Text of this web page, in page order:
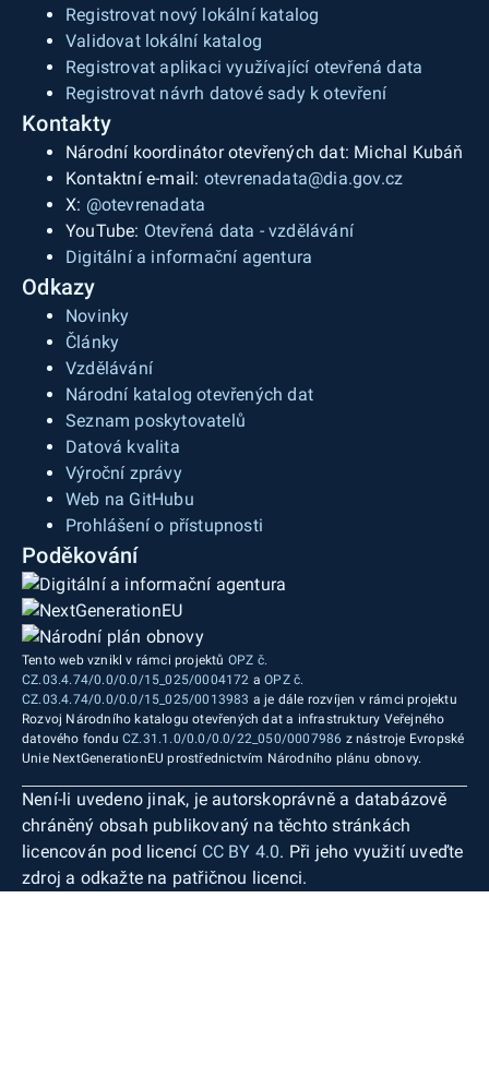
Registrovat nový lokální katalog
Validovat lokální katalog
Registrovat aplikaci využívající otevřená data
Registrovat návrh datové sady k otevření
Kontakty
Národní koordinátor otevřených dat: Michal Kubáň
Kontaktní e-mail: otevrenadata@dia.gov.cz
X: @otevrenadata
YouTube: Otevřená data - vzdělávání
Digitální a informační agentura
Odkazy
Novinky
Články
Vzdělávání
Národní katalog otevřených dat
Seznam poskytovatelů
Datová kvalita
Výroční zprávy
Web na GitHubu
Prohlášení o přístupnosti
Poděkování
Tento web vznikl v rámci projektů OPZ č.
CZ.03.4.74/0.0/0.0/15_025/0004172 aOPZ č.
CZ.03.4.74/0.0/0.0/15_025/0013983 a je dále rozvíjen v rámci projektu
Rozvoj Národního katalogu otevřených dat a infrastruktury Veřejného
datového fondu CZ.31.1.0/0.0/0.0/22_050/0007986 z nástroje Evropské
Unie NextGenerationEU prostřednictvím Národního plánu obnovy.
Není-li uvedeno jinak, je autorskoprávně a databázově
chráněný obsah publikovaný na těchto stránkách
licencován pod licencí CC BY 4.0. Při jeho využití uveďte
zdroj a odkažte na patřičnou licenci.